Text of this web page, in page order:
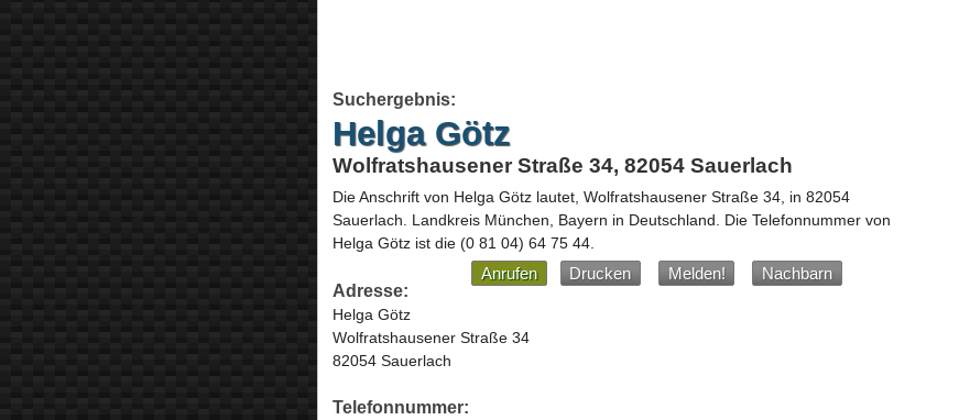
Suchergebnis:
Helga Götz
Wolfratshausener Straße 34, 82054 Sauerlach
Die Anschrift von Helga Götzlautet, Wolfratshausener Straße 34, in 82054
Sauerlach. Landkreis München, Bayern in Deutschland. Die Telefonnummer von
Helga Götz ist die (0 81 04) 64 75 44.
Anrufen Drucken Melden!
Nachbarn
Adresse:
Helga Götz
Wolfratshausener Straße 34
82054 Sauerlach
Telefonnummer: